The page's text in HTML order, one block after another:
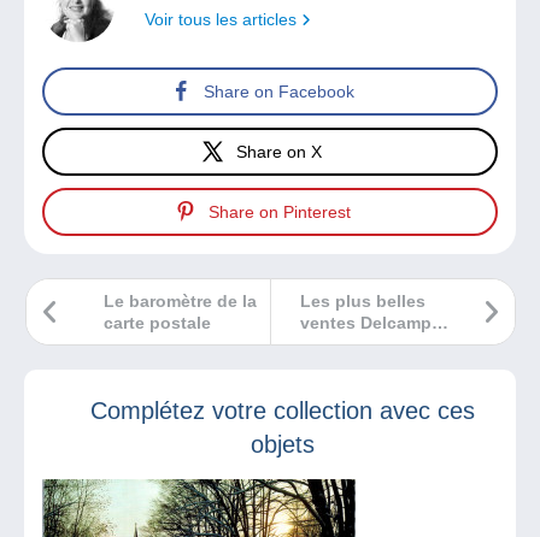
Voir tous les articles
Share on Facebook
Share on X
Share on Pinterest
Les plus belles
ventes Delcampe
septembre 2023
Le baromètre de la
carte postale
Complétez votre collection avec ces
objets